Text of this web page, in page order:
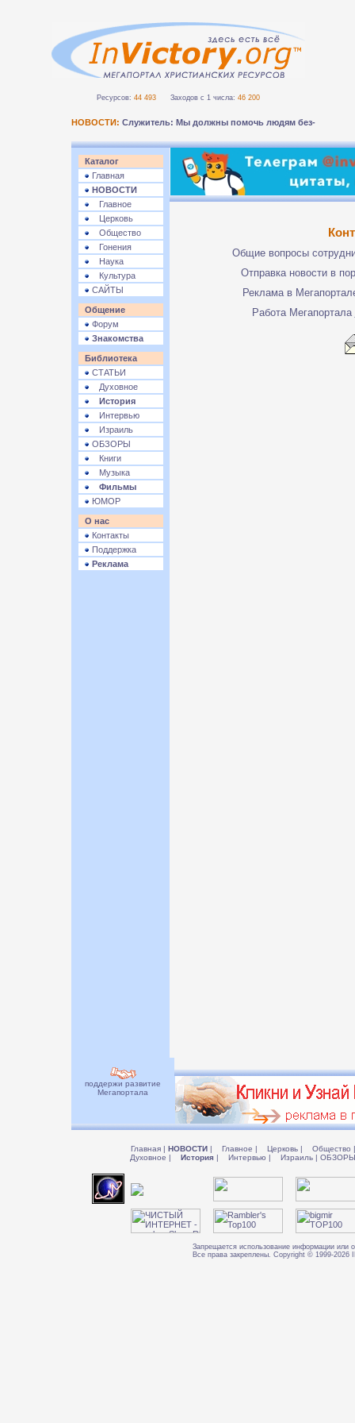
Ресурсов: 44 493 Заходов с 1 числа: 46 200
НОВОСТИ: Служитель: Мы должны помочь людям безопасн_
Каталог
Главная
НОВОСТИ
Главное
Церковь
Общество
Гонения
Наука
Культура
САЙТЫ
Общение
Форум
Знакомства
Библиотека
СТАТЬИ
Духовное
История
Интервью
Израиль
ОБЗОРЫ
Книги
Музыка
Фильмы
ЮМОР
О нас
Контакты
Поддержка
Реклама
Общие вопросы
Отправка новости в
Реклама в
Работа Мегапортала
поддержи развитие
Мегапортала
Главная | НОВОСТИ | Главное | Церковь | Общество |
Духовное | История | Интервью | Израиль |
Запрещается использование информации или
Все права закреплены. Copyright © 1999-